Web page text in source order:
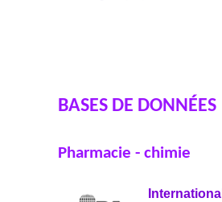
BASES DE DONNÉES
Pharmacie - chimie